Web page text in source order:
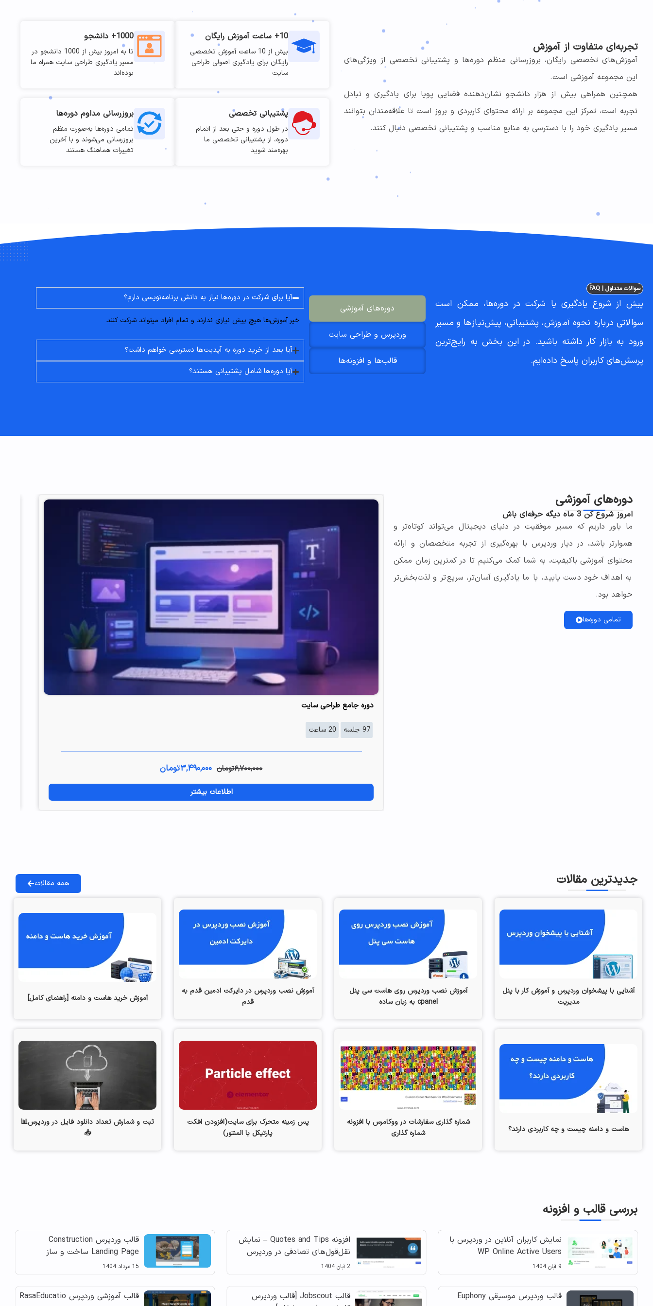
تجربه‌ای متفاوت از آموزش
آموزش‌های تخصصی رایگان، بروزرسانی منظم دوره‌ها و پشتیبانی تخصصی از ویژگی‌های
این مجموعه آموزشی است.
همچنین همراهی بیش از هزار دانشجو نشان‌دهنده فضایی پویا برای یادگیری و تبادل
تجربه است، تمرکز این مجموعه بر ارائه محتوای کاربردی و بروز است تا علاقه‌مندان بتوانند
مسیر یادگیری خود را با دسترسی به منابع مناسب و پشتیبانی تخصصی دنبال کنند.
10+ ساعت آموزش رایگان
بیش از 10 ساعت آموزش تخصصی
رایگان برای یادگیری اصولی طراحی
سایت
1000+ دانشجو
تا به امروز بیش از 1000 دانشجو در
مسیر یادگیری طراحی سایت همراه ما
بوده‌اند
پشتیبانی تخصصی
در طول دوره و حتی بعد از اتمام
دوره، از پشتیبانی تخصصی ما
بهره‌مند شوید
بروزرسانی مداوم دوره‌ها
تمامی دوره‌ها به‌صورت منظم
بروزرسانی می‌شوند و با آخرین
تغییرات هماهنگ هستند
سوالات متداول | FAQ
پیش از شروع یادگیری یا شرکت در دوره‌ها، ممکن است
سوالاتی درباره نحوه آموزش، پشتیبانی، پیش‌نیازها و مسیر
ورود به بازار کار داشته باشید. در این بخش به رایج‌ترین
پرسش‌های کاربران پاسخ داده‌ایم.
دوره‌های آموزشی
وردپرس و طراحی سایت
قالب‌ها و افزونه‌ها
آیا برای شرکت در دوره‌ها نیاز به دانش برنامه‌نویسی دارم؟
خیر آموزش‌ها هیچ پیش نیازی ندارند و تمام افراد میتواند شرکت کنند.
آیا بعد از خرید دوره به آپدیت‌ها دسترسی خواهم داشت؟
آیا دوره‌ها شامل پشتیبانی هستند؟
دوره‌های آموزشی
امروز شروع کن 3 ماه دیگه حرفه‌ای باش
ما باور داریم که مسیر موفقیت در دنیای دیجیتال می‌تواند کوتاه‌تر و
هموارتر باشد، در دیار وردپرس با بهره‌گیری از تجربه متخصصان و ارائه
محتوای آموزشی باکیفیت، به شما کمک می‌کنیم تا در کمترین زمان ممکن
به اهداف خود دست یابید، با ما یادگیری آسان‌تر، سریع‌تر و لذت‌بخش‌تر
خواهد بود.
تمامی دوره‌ها
دوره جامع طراحی سایت
97 جلسه 20 ساعت
۶,۷۰۰,۰۰۰تومان ۳,۴۹۰,۰۰۰تومان
اطلاعات بیشتر
جدیدترین مقالات همه مقالات
آشنایی با پیشخوان وردپرس و آموزش کار با پنل
مدیریت
آموزش نصب وردپرس روی هاست سی پنل
cpanel به زبان ساده
آموزش نصب وردپرس در دایرکت ادمین قدم به
قدم
آموزش خرید هاست و دامنه [راهنمای کامل]
هاست و دامنه چیست و چه کاربردی دارند؟
شماره گذاری سفارشات در ووکامرس با افزونه
شماره گذاری
پس زمینه متحرک برای سایت(افزودن افکت
پارتیکل با المنتور)
ثبت و شمارش تعداد دانلود فایل در وردپرس📊
📥
بررسی قالب و افزونه
نمایش کاربران آنلاین در وردپرس با
WP Online Active Users
9 آبان 1404
افزونه Quotes and Tips – نمایش
نقل‌قول‌های تصادفی در وردپرس
2 آبان 1404
قالب وردپرس Construction
Landing Page ساخت و ساز
15 مرداد 1404
قالب وردپرس موسیقی Euphony
قالب Jobscout [قالب وردپرس
قالب آموزشی وردپرس RasaEducatio